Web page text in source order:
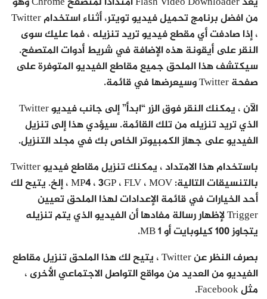
من افضل برنامج تحميل فيديو تويتر، أثناء استخدام Twitter
، إذا صادفت أي مقطع فيديو تريد تنزيله ، فما عليك سوى
النقر على أيقونة هذه الإضافة في شريط أدوات المتصفح.
سيكتشف هذا الملحق جميع مقاطع الفيديو المتوفرة على
صفحة Twitter وسيعرضها في قائمة.
الآن ، يمكنك النقر فوق الزر “ابدأ” إلى جانب فيديو Twitter
الذي تريد تنزيله من تلك القائمة. سيؤدي هذا إلى تنزيل
الفيديو على جهاز الكمبيوتر الخاص بك في مجلد التنزيل.
باستخدام هذا الامتداد ، يمكنك تنزيل مقاطع فيديو Twitter
بالتنسيقات التالية: MP4 ، 3GP ، FLV ، MOV ، إلخ. يتيح لك
أحد الخيارات في قائمة الإعدادات لهذا الملحق تعيين
Trigger لإظهار رسالة مفادها أن الفيديو الذي يتم تنزيله
يتجاوز 100 كيلوبايت أو 1 MB.
بصرف النظر عن Twitter ، يتيح لك هذا الملحق تنزيل مقاطع
الفيديو من العديد من مواقع التواصل الاجتماعي الأخرى ،
مثل Facebook.